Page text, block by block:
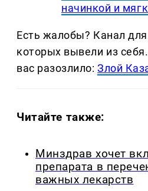
начинкой и
Есть жалобы? Канал
которых вывели из
вас разозлило:Злой
Читайте также:
Минздрав хочет
препарата в
важных лекарств